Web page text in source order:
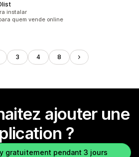
instalar
quem vende online
3 4 8
ajouter une
?
gratuitement pendant 3 jours